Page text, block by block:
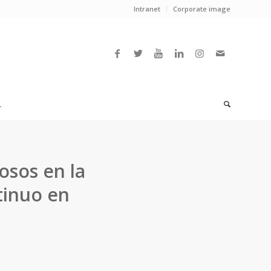
Intranet Corporate image
en la
en